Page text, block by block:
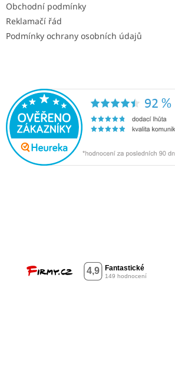
Obchodní podmínky
Reklamačí řád
Podmínky ochrany osobních údajů